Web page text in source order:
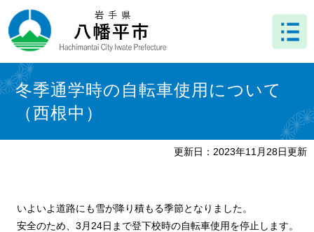
ー
ジ
先
頭
で
ニ
ュ
を
飛
ば
本
文 冬季通学時の自転車使用について
（西根中）
更新日：2023年11月28日更新
いよいよ道路にも雪が降り積もる季節となりました。
安全のため、3月24日まで登下校時の自転車使用を停止します。